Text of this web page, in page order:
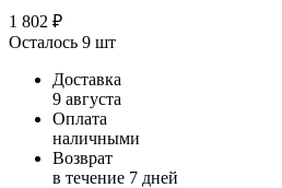
1 802 ₽
Осталось 9 шт
Доставка
9 августа
Оплата
наличными
Возврат
в течение 7 дней